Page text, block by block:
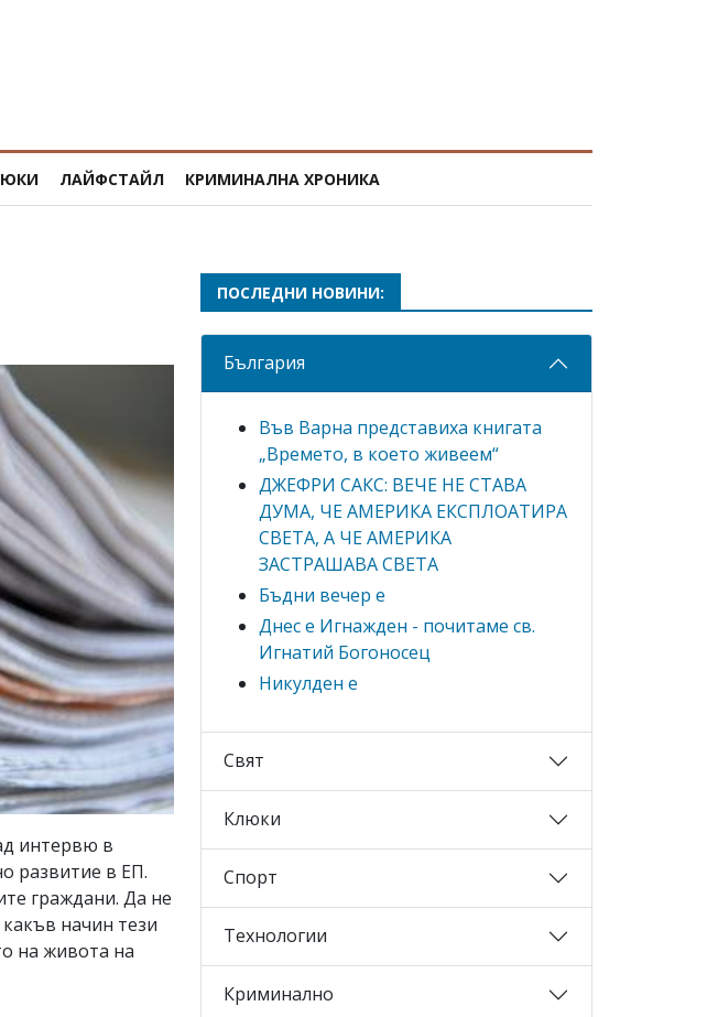
ЛАЙФСТАЙЛ КРИМИНАЛНА ХРОНИКА
интервю в
развитие в ЕП.
граждани. Да не
начин тези
на живота на
ПОСЛЕДНИ НОВИНИ:
България
Във Варна представиха книгата
„Времето, в което живеем“
ДЖЕФРИ САКС: ВЕЧЕ НЕ СТАВА
ДУМА, ЧЕ АМЕРИКА ЕКСПЛОАТИРА
СВЕТА, А ЧЕ АМЕРИКА
ЗАСТРАШАВА СВЕТА
Бъдни вечер е
Днес е Игнажден - почитаме св.
Игнатий Богоносец
Никулден е
Свят
Клюки
Спорт
Технологии
Криминално